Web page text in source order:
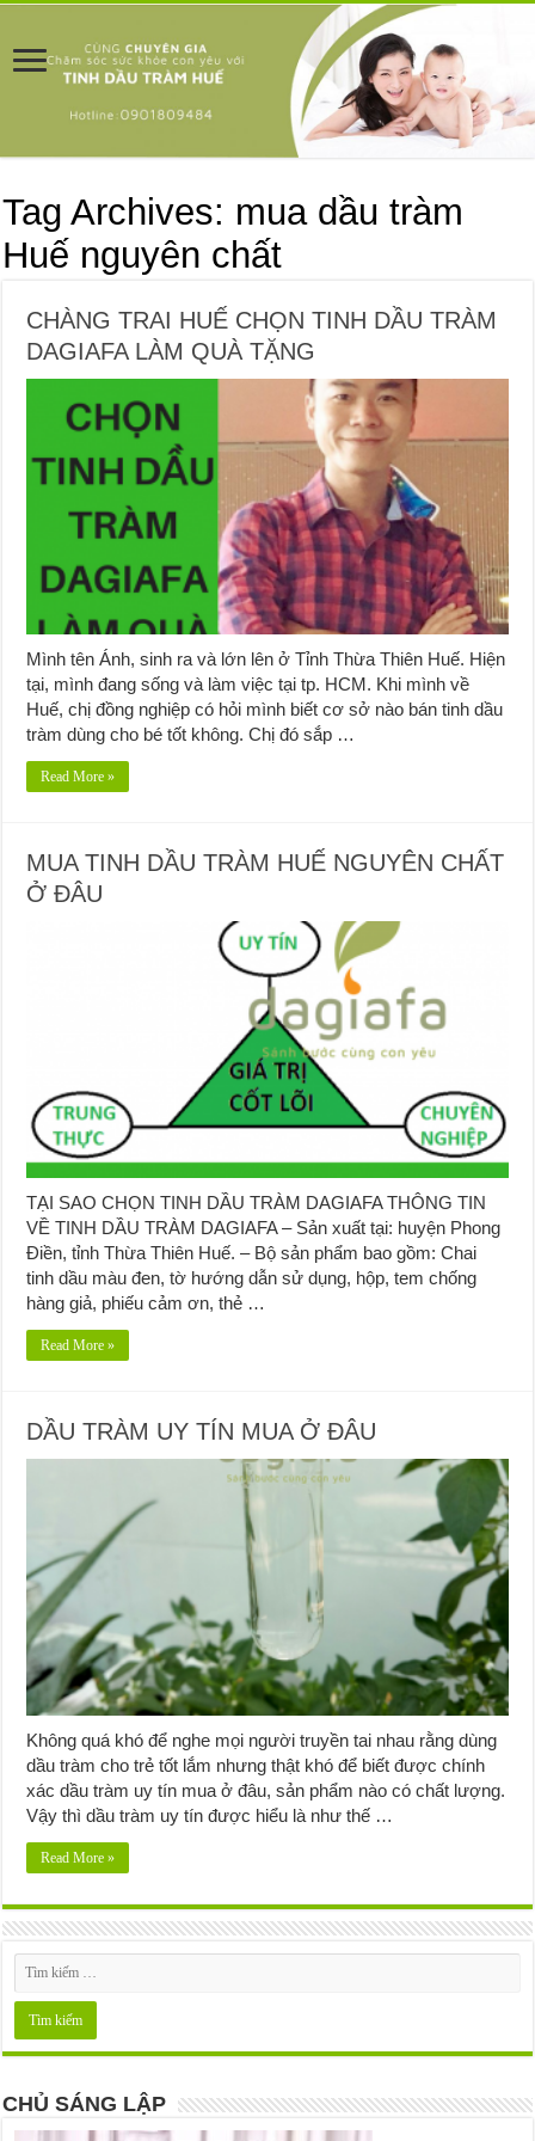
Tag Archives: mua dầu tràm
Huế nguyên chất
CHÀNG TRAI HUẾ CHỌN TINH DẦU TRÀM
DAGIAFA LÀM QUÀ TẶNG
Mình tên Ánh, sinh ra và lớn lên ở Tỉnh Thừa Thiên Huế. Hiện
tại, mình đang sống và làm việc tại tp. HCM. Khi mình về
Huế, chị đồng nghiệp có hỏi mình biết cơ sở nào bán tinh dầu
tràm dùng cho bé tốt không. Chị đó sắp …
Read More »
MUA TINH DẦU TRÀM HUẾ NGUYÊN CHẤT
Ở ĐÂU
TẠI SAO CHỌN TINH DẦU TRÀM DAGIAFA THÔNG TIN
VỀ TINH DẦU TRÀM DAGIAFA – Sản xuất tại: huyện Phong
Điền, tỉnh Thừa Thiên Huế. – Bộ sản phẩm bao gồm: Chai
tinh dầu màu đen, tờ hướng dẫn sử dụng, hộp, tem chống
hàng giả, phiếu cảm ơn, thẻ …
Read More »
DẦU TRÀM UY TÍN MUA Ở ĐÂU
Không quá khó để nghe mọi người truyền tai nhau rằng dùng
dầu tràm cho trẻ tốt lắm nhưng thật khó để biết được chính
xác dầu tràm uy tín mua ở đâu, sản phẩm nào có chất lượng.
Vậy thì dầu tràm uy tín được hiểu là như thế …
Read More »
CHỦ SÁNG LẬP